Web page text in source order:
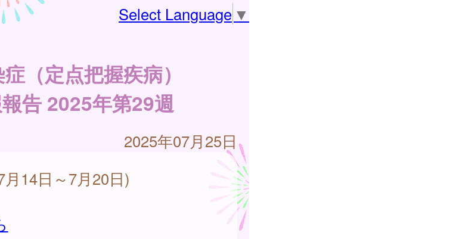
Select Language ▼
（定点把握疾病）
告 2025年第29週
2025年07月25日
14日～7月20日)